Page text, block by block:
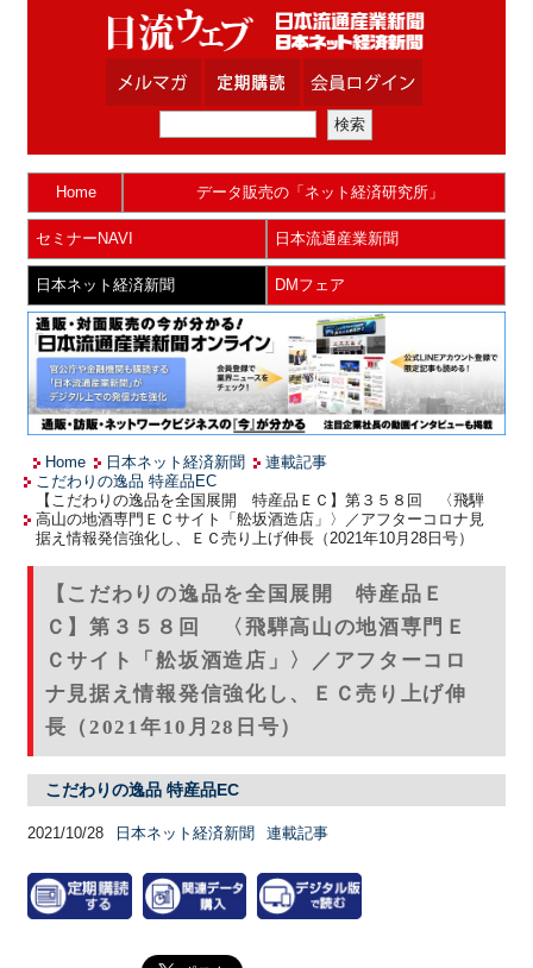
Home データ販売の「ネット経済研究所」
セミナーNAVI 日本流通産業新聞
日本ネット経済新聞 DMフェア
Home 日本ネット経済新聞
連載記事
こだわりの逸品 特産品EC
【こだわりの逸品を全国展開 特産品ＥＣ】第３５８回 〈飛騨
高山の地酒専門ＥＣサイト「舩坂酒造店」〉／アフターコロナ見
据え情報発信強化し、ＥＣ売り上げ伸長（2021年10月28日号）
【こだわりの逸品を全国展開 特産品Ｅ
Ｃ】第３５８回 〈飛騨高山の地酒専門Ｅ
Ｃサイト「舩坂酒造店」〉／アフターコロ
ナ見据え情報発信強化し、ＥＣ売り上げ伸
長（2021年10月28日号）
こだわりの逸品 特産品EC
2021/10/28 日本ネット経済新聞 連載記事